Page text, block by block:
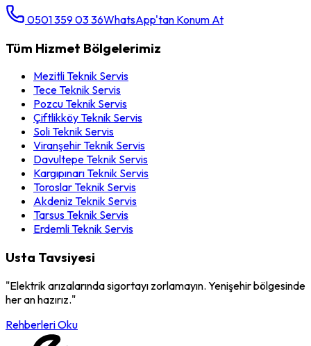
0501 359 03 36WhatsApp'tan Konum At
Tüm Hizmet Bölgelerimiz
MezitliTeknik Servis
TeceTeknik Servis
PozcuTeknik Servis
ÇiftlikköyTeknik Servis
SoliTeknik Servis
ViranşehirTeknik Servis
DavultepeTeknik Servis
KargıpınarıTeknik Servis
ToroslarTeknik Servis
Akdeniz Teknik Servis
TarsusTeknik Servis
ErdemliTeknik Servis
Usta Tavsiyesi
"Elektrik arızalarında sigortayı zorlamayın. Yenişehirbölgesinde
her an hazırız."
Rehberleri Oku